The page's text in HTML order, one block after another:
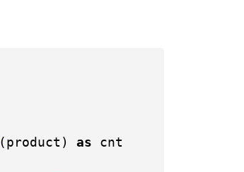
(product) as cnt